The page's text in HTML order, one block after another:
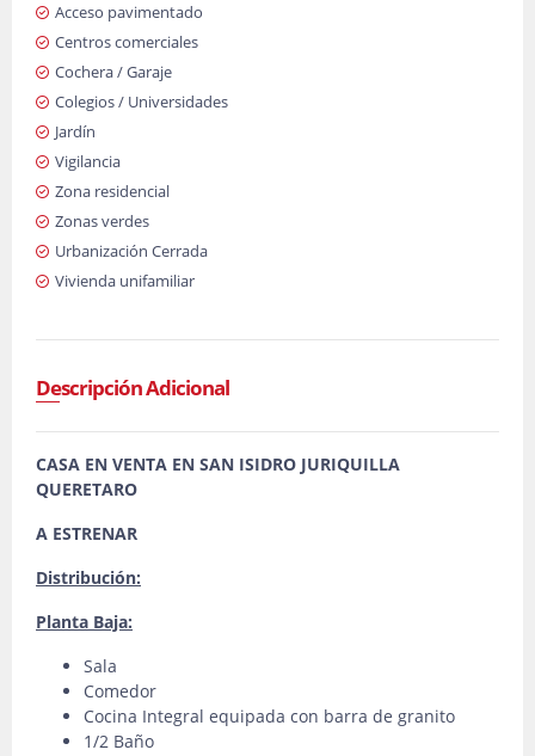
Acceso pavimentado
Centros comerciales
Cochera / Garaje
Colegios / Universidades
Jardín
Vigilancia
Zona residencial
Zonas verdes
Urbanización Cerrada
Vivienda unifamiliar
Descripción Adicional
CASA EN VENTA EN SAN ISIDRO JURIQUILLA
QUERETARO
A ESTRENAR
Distribución:
Planta Baja:
Sala
Comedor
Cocina Integral equipada con barra de granito
1/2 Baño